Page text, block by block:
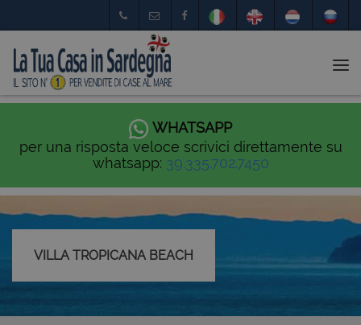
WHATSAPP
per una risposta veloce scrivici direttamente su
whatsapp: 39.335.702.7450
VILLA TROPICANA BEACH